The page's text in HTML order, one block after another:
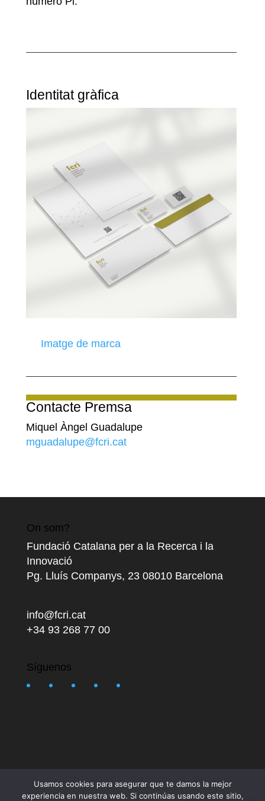
Identitat gràfica
Imatge de marca
Contacte Premsa
Miquel Àngel Guadalupe
mguadalupe@fcri.cat
On som?
Fundació Catalana per a la Recerca i la
Innovació
Pg. Lluís Companys, 23 08010 Barcelona
info@fcri.cat
+34 93 268 77 00
Síguenos
Usamos cookies para asegurar que te damos la mejor
experiencia en nuestra web. Si continúas usando este sitio,